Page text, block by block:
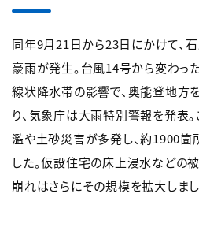
同年9月21日から23日にかけて、
豪雨が発生。台風14号から変わっ
線状降水帯の影響で、奥能登地方
り、気象庁は大雨特別警報を発表
濫や土砂災害が多発し、約1900
した。仮設住宅の床上浸水などの
崩れはさらにその規模を拡大しまし